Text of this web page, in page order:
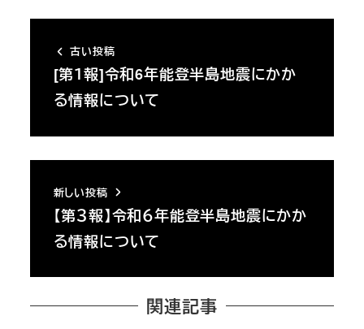
古い投稿
[第１報]令和6年能登半島地震にかか
る情報について
新しい投稿
【第３報】令和６年能登半島地震にかか
る情報について
関連記事